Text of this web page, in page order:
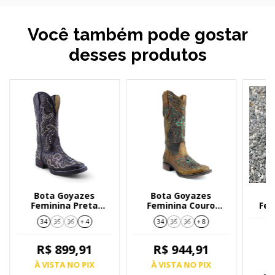
Você também pode gostar
desses produtos
Bota Goyazes
Feminina Preta
233201CK
34 35 36 + 4
R$ 899,91
À VISTA NO PIX
Bota Goyazes
Feminina Couro
Dallas Ocre 183250CF
Country
34 35 36 + 8
R$ 944,91
À VISTA NO PIX